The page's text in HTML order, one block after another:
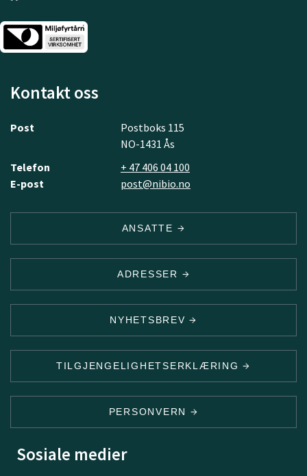
Kontakt oss
Post
Postboks 115
NO-1431 Ås
Telefon
+ 47 406 04 100
E-post
post@nibio.no
ANSATTE
ADRESSER
NYHETSBREV
TILGJENGELIGHETSERKLÆRING
PERSONVERN
Sosiale medier